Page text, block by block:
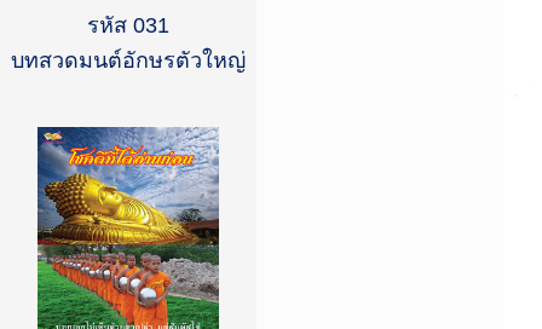
รหัส 031
บทสวดมนต์อักษรตัวใหญ่